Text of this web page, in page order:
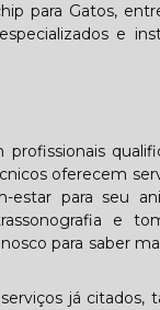
para Gatos,
e
oferecem
estar para seu
e
para saber
já citados,